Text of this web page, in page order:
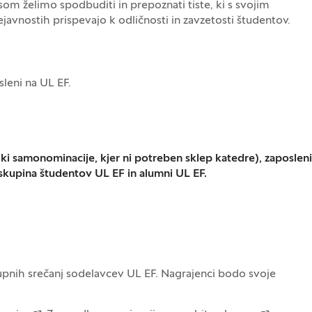
želimo spodbuditi in prepoznati tiste, ki s svojim
prispevajo k odličnosti in zavzetosti študentov.
na UL EF.
samonominacije, kjer ni potreben sklep katedre), zaposleni
študentov UL EF in alumni UL EF.
srečanj sodelavcev UL EF. Nagrajenci bodo svoje